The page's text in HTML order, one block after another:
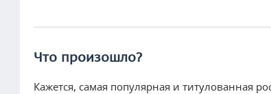
Что произошло?
Кажется, самая популярная и титулованная